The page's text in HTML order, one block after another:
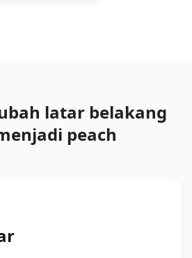
latar belakang
peach